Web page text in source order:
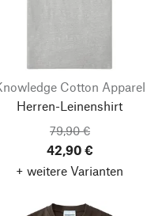
Cotton Apparel
Herren-Leinenshirt
79,90 €
42,90 €
+ weitere Varianten